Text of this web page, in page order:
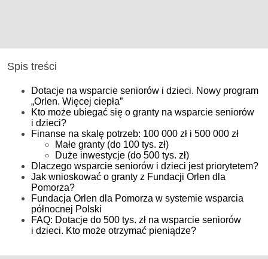
Spis treści
Dotacje na wsparcie seniorów i dzieci. Nowy program
„Orlen. Więcej ciepła”
Kto może ubiegać się o granty na wsparcie seniorów
i dzieci?
Finanse na skalę potrzeb: 100 000 zł i 500 000 zł
Małe granty (do 100 tys. zł)
Duże inwestycje (do 500 tys. zł)
Dlaczego wsparcie seniorów i dzieci jest priorytetem?
Jak wnioskować o granty z Fundacji Orlen dla
Pomorza?
Fundacja Orlen dla Pomorza w systemie wsparcia
północnej Polski
FAQ: Dotacje do 500 tys. zł na wsparcie seniorów
i dzieci. Kto może otrzymać pieniądze?